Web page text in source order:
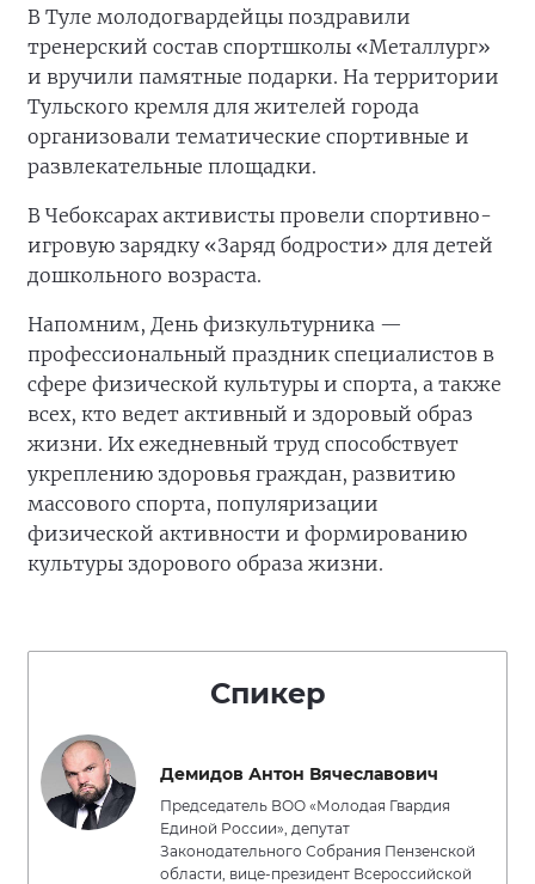
В Туле молодогвардейцы поздравили
тренерский состав спортшколы «Металлург»
и вручили памятные подарки. На территории
Тульского кремля для жителей города
организовали тематические спортивные и
развлекательные площадки.
В Чебоксарах активисты провели спортивно-
игровую зарядку «Заряд бодрости» для детей
дошкольного возраста.
Напомним, День физкультурника —
профессиональный праздник специалистов в
сфере физической культуры и спорта, а также
всех, кто ведет активный и здоровый образ
жизни. Их ежедневный труд способствует
укреплению здоровья граждан, развитию
массового спорта, популяризации
физической активности и формированию
культуры здорового образа жизни.
Спикер
Демидов Антон Вячеславович
Председатель ВОО «Молодая Гвардия
Единой России», депутат
Законодательного Собрания Пензенской
области, вице-президент Всероссийской